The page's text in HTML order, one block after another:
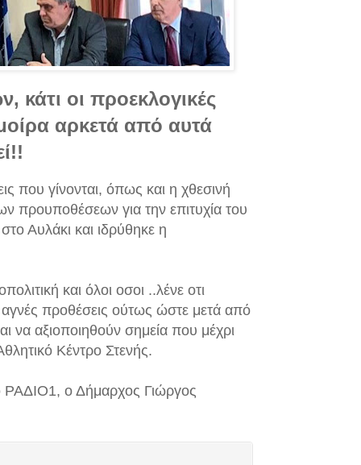
κάτι οι προεκλογικές
αρκετά από αυτά
που γίνονται, όπως και η χθεσινή
προυποθέσεων για την επιτυχία του
Αυλάκι και ιδρύθηκε η
και όλοι οσοι ..λένε οτι
προθέσεις ούτως ώστε μετά από
να αξιοποιηθούν σημεία που μέχρι
Κέντρο Στενής.
ΡΑΔΙΟ1, ο Δήμαρχος Γιώργος